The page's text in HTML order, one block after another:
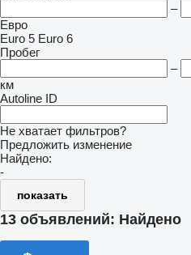
–
Евро
Euro 5 Euro 6
Пробег
–
км
Autoline ID
Не хватает фильтров?
Предложить изменение
Найдено:
-
показать
13 объявлений: Найдено